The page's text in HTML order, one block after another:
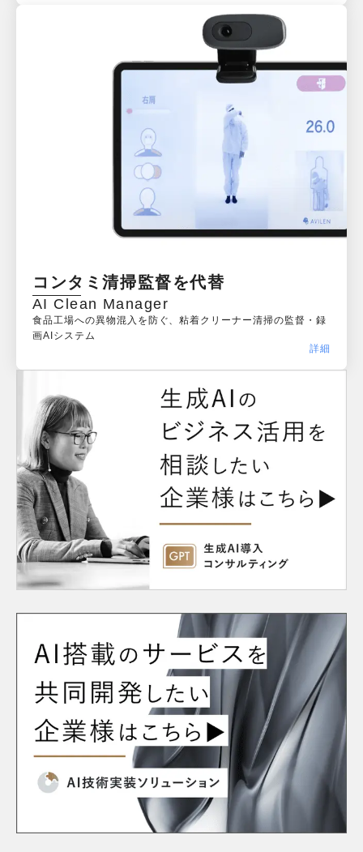
コンタミ清掃監督を代替
AI Clean Manager
食品工場への異物混入を防ぐ、粘着クリーナー清掃の監督・録
画AIシステム
詳細